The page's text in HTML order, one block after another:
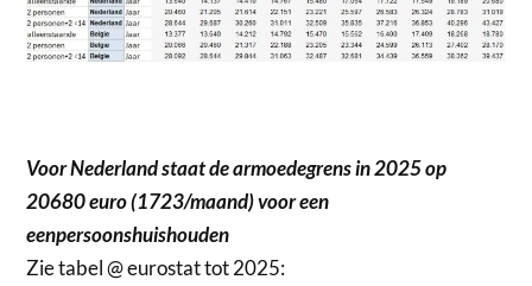
Voor Nederland staat de armoedegrens in 2025 op
20680 euro (1723/maand) voor een
eenpersoonshuishouden
Zie tabel @ eurostat tot 2025: